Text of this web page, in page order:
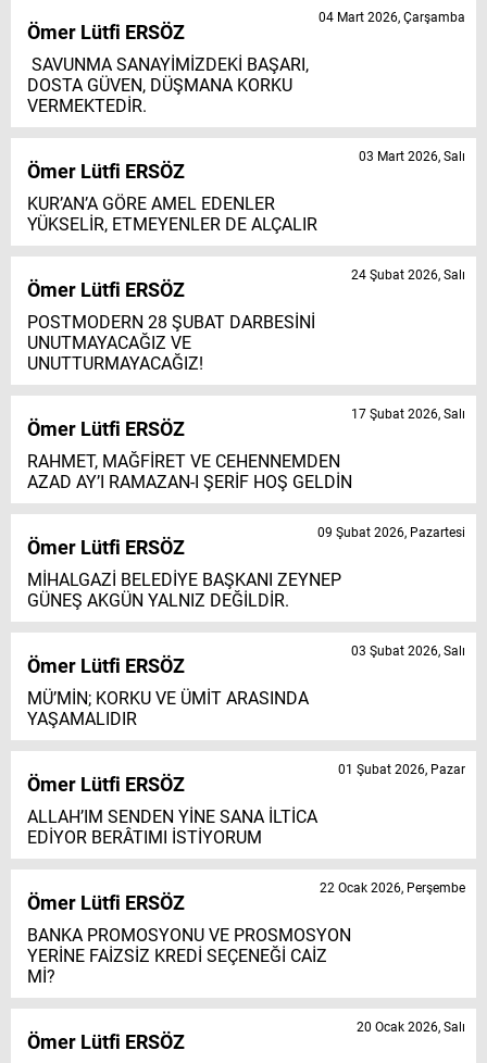
Ömer Lütfi ERSÖZ
SAVUNMA SANAYİMİZDEKİ BAŞARI,
DOSTA GÜVEN, DÜŞMANA KORKU
VERMEKTEDİR.
04 Mart 2026, Çarşamba
Ömer Lütfi ERSÖZ
KUR’AN’A GÖRE AMEL EDENLER
YÜKSELİR, ETMEYENLER DE ALÇALIR
03 Mart 2026, Salı
Ömer Lütfi ERSÖZ
POSTMODERN 28 ŞUBAT DARBESİNİ
UNUTMAYACAĞIZ VE
UNUTTURMAYACAĞIZ!
24 Şubat 2026, Salı
Ömer Lütfi ERSÖZ
RAHMET, MAĞFİRET VE CEHENNEMDEN
AZAD AY’I RAMAZAN-I ŞERİF HOŞ GELDİN
17 Şubat 2026, Salı
Ömer Lütfi ERSÖZ
MİHALGAZİ BELEDİYE BAŞKANI ZEYNEP
GÜNEŞ AKGÜN YALNIZ DEĞİLDİR.
09 Şubat 2026, Pazartesi
Ömer Lütfi ERSÖZ
MÜ’MİN; KORKU VE ÜMİT ARASINDA
YAŞAMALIDIR
03 Şubat 2026, Salı
Ömer Lütfi ERSÖZ
ALLAH’IM SENDEN YİNE SANA İLTİCA
EDİYOR BERÂTIMI İSTİYORUM
01 Şubat 2026, Pazar
Ömer Lütfi ERSÖZ
BANKA PROMOSYONU VE PROSMOSYON
YERİNE FAİZSİZ KREDİ SEÇENEĞİ CAİZ
Mİ?
22 Ocak 2026, Perşembe
Ömer Lütfi ERSÖZ
20 Ocak 2026, Salı